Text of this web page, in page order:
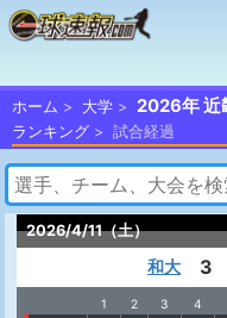
ホーム 大学 2026年 近
ランキング
試合経過
2026/4/11（土）
和大 3
1 2 3 4